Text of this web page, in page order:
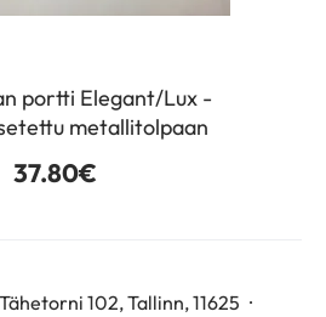
portti Elegant/Lux -
metallitolpaan
37.80€
Tähetorni 102, Tallinn, 11625